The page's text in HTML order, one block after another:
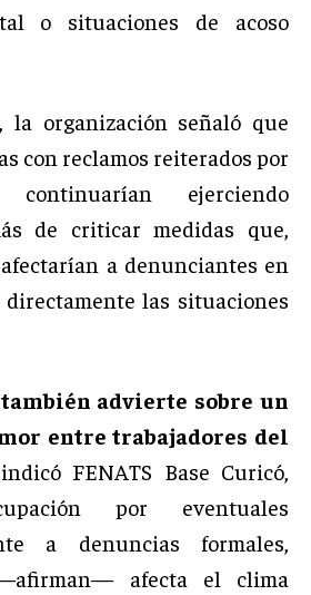
o situaciones de acoso
la organización señaló que
con reclamos reiterados por
ejerciendo
de criticar medidas que,
a denunciantes en
las situaciones
advierte sobre un
entre trabajadores del
FENATS Base Curicó,
por eventuales
a denuncias formales,
afecta el clima